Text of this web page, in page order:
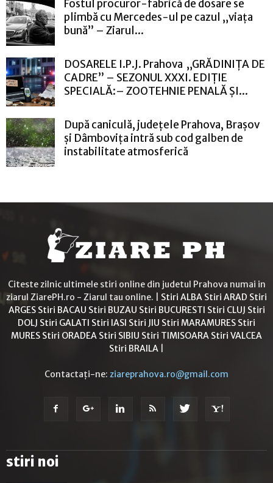
Fostul procuror-fabrică de dosare se
plimbă cu Mercedes-ul pe cazul „viața
bună” – Ziarul...
DOSARELE I.P.J. Prahova „GRĂDINIȚA DE
CADRE” – SEZONUL XXXI. EDIȚIE
SPECIALĂ:– ZOOTEHNIE PENALĂ ȘI...
După caniculă, județele Prahova, Brașov
și Dâmbovița intră sub cod galben de
instabilitate atmosferică
Citeste zilnic ultimele stiri online din judetul Prahova numai in
ziarul ZiarePH.ro - Ziarul tau online. | Stiri ALBA Stiri ARAD Stiri
ARGES Stiri BACAU Stiri BUZAU Stiri BUCURESTI Stiri CLUJ Stiri
DOLJ Stiri GALATI Stiri IASI Stiri JIU Stiri MARAMURES Stiri
MURES Stiri ORADEA Stiri SIBIU Stiri TIMISOARA Stiri VALCEA
Stiri BRAILA
Contactați-ne: ziareprahova.ro@gmail.com
stiri noi